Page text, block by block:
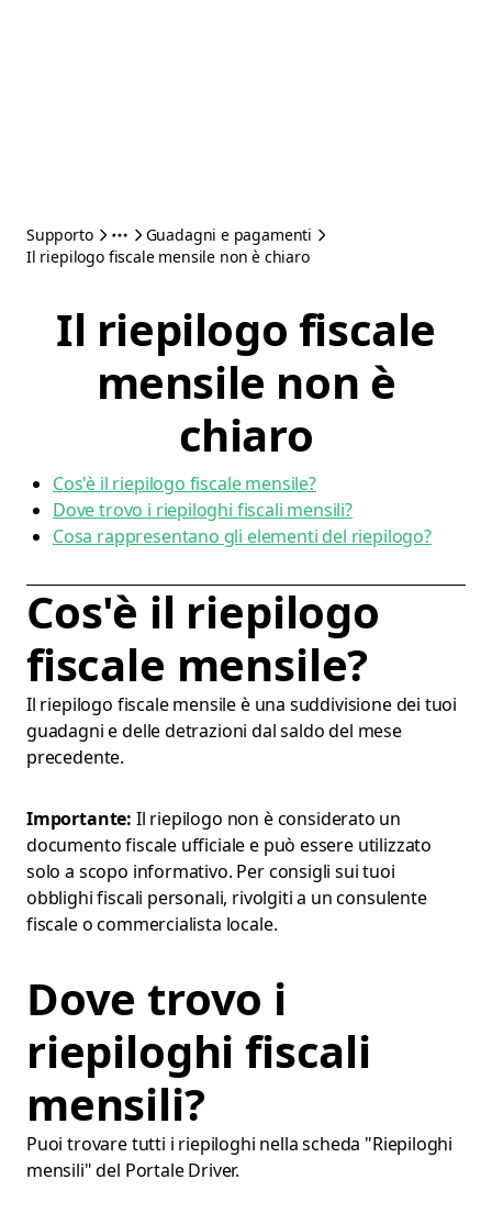
Supporto
Guadagni e pagamenti
Il riepilogo fiscale mensile non è chiaro
Il riepilogo fiscale
mensile non è
chiaro
Cos'è il riepilogo fiscale mensile?
Dove trovo i riepiloghi fiscali mensili?
Cosa rappresentano gli elementi del riepilogo?
Cos'è il riepilogo
fiscale mensile?
Il riepilogo fiscale mensile è una suddivisione dei tuoi
guadagni e delle detrazioni dal saldo del mese
precedente.
Importante: Il riepilogo non è considerato un
documento fiscale ufficiale e può essere utilizzato
solo a scopo informativo. Per consigli sui tuoi
obblighi fiscali personali, rivolgiti a un consulente
fiscale o commercialista locale.
Dove trovo i
riepiloghi fiscali
mensili?
Puoi trovare tutti i riepiloghi nella scheda "Riepiloghi
mensili" del Portale Driver.